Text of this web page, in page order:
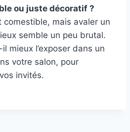
ou juste décoratif ?
comestible, mais avaler un
semble un peu brutal.
mieux l’exposer dans un
votre salon, pour
invités.